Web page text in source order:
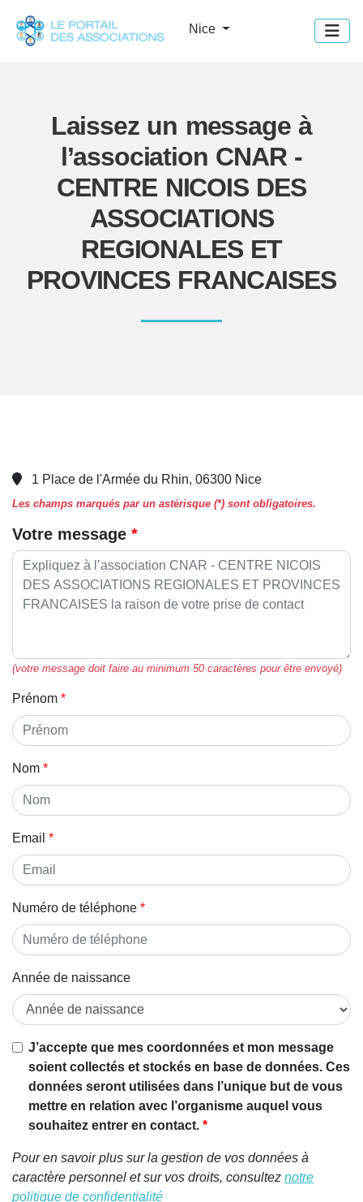
Nice
Laissez un message à
l’association CNAR -
CENTRE NICOIS DES
ASSOCIATIONS
REGIONALES ET
PROVINCES FRANCAISES
1 Place de l'Armée du Rhin, 06300 Nice
Les champs marqués par un astérisque (*) sont obligatoires.
Votre message
(votre message doit faire au minimum 50 caractères pour être envoyé)
Prénom
Nom
Email
Numéro de téléphone
Année de naissance
J’accepte que mes coordonnées et mon message
soient collectés et stockés en base de données. Ces
données seront utilisées dans l’unique but de vous
mettre en relation avec l’organisme auquel vous
souhaitez entrer en contact.
Pour en savoir plus sur la gestion de vos données à
caractère personnel et sur vos droits, consultez notre
politique de confidentialité